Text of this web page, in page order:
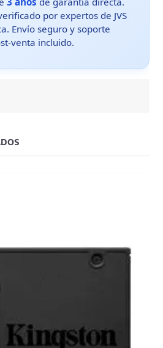
por expertos de JVS
Envío seguro y soporte
venta incluido.